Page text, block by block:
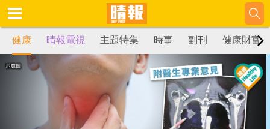
健康 晴報電視 主題特集 時事 副刊 健康財富